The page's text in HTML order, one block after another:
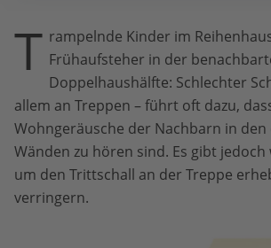
T rampelnde Kinder im
Frühaufsteher in der
Doppelhaushälfte: Schlechter
allem an Treppen – führt oft dazu,
Wohngeräusche der Nachbarn in den
Wänden zu hören sind. Es gibt
um den Trittschall an der Treppe
verringern.